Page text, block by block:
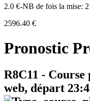
2.0 €-NB de fois la mise:
2596.40 €
Pronostic
R8C11 - Course
web, départ